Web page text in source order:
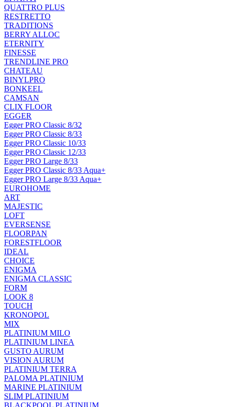
QUATTRO PLUS
RESTRETTO
TRADITIONS
BERRY ALLOC
ETERNITY
FINESSE
TRENDLINE PRO
CHATEAU
BINYLPRO
BONKEEL
CAMSAN
CLIX FLOOR
EGGER
Egger PRO Classic 8/32
Egger PRO Classic 8/33
Egger PRO Classic 10/33
Egger PRO Classic 12/33
Egger PRO Large 8/33
Egger PRO Classic 8/33 Aqua+
Egger PRO Large 8/33 Aqua+
EUROHOME
ART
MAJESTIC
LOFT
EVERSENSE
FLOORPAN
FORESTFLOOR
IDEAL
CHOICE
ENIGMA
ENIGMA CLASSIC
FORM
LOOK 8
TOUCH
KRONOPOL
MIX
PLATINIUM MILO
PLATINIUM LINEA
GUSTO AURUM
VISION AURUM
PLATINIUM TERRA
PALOMA PLATINIUM
MARINE PLATINIUM
SLIM PLATINIUM
BLACKPOOL PLATINIUM